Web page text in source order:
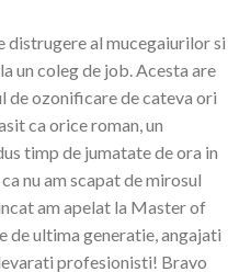
distrugere al mucegaiurilor si
un coleg de job. Acesta are
de ozonificare de cateva ori
ca orice roman, un
timp de jumatate de ora in
nu am scapat de mirosul
am apelat la Master of
de ultima generatie, angajati
profesionisti! Bravo